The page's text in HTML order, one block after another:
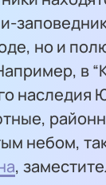
но и
в
небом,
,